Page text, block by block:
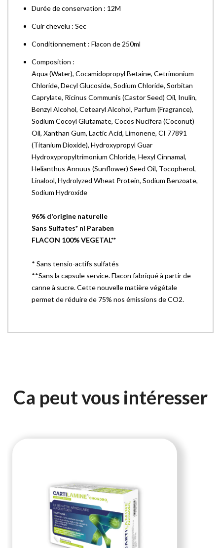
Durée de conservation : 12M
Cuir chevelu : Sec
Conditionnement : Flacon de 250ml
Composition :
Aqua (Water), Cocamidopropyl Betaine, Cetrimonium
Chloride, Decyl Glucoside, Sodium Chloride, Sorbitan
Caprylate, Ricinus Communis (Castor Seed) Oil, Inulin,
Benzyl Alcohol, Cetearyl Alcohol, Parfum (Fragrance),
Sodium Cocoyl Glutamate, Cocos Nucifera (Coconut)
Oil, Xanthan Gum, Lactic Acid, Limonene, CI 77891
(Titanium Dioxide), Hydroxypropyl Guar
Hydroxypropyltrimonium Chloride, Hexyl Cinnamal,
Helianthus Annuus (Sunflower) Seed Oil, Tocopherol,
Linalool, Hydrolyzed Wheat Protein, Sodium Benzoate,
Sodium Hydroxide
96% d'origine naturelle
Sans Sulfates* ni Paraben
FLACON 100% VEGETAL**
* Sans tensio-actifs sulfatés
**Sans la capsule service. Flacon fabriqué à partir de
canne à sucre. Cette nouvelle matière végétale
permet de réduire de 75% nos émissions de CO2.
Ca peut vous intéresser